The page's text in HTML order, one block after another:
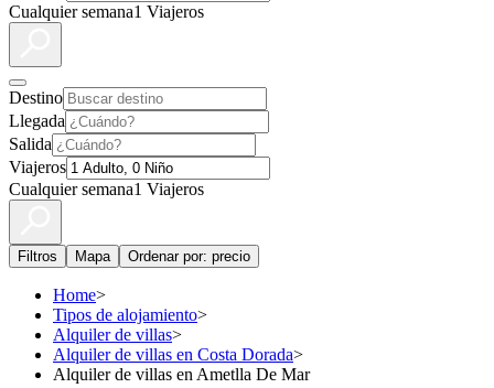
Cualquier semana1 Viajeros
Destino
Llegada
Salida
Viajeros
Cualquier semana1 Viajeros
Filtros Mapa Ordenar por: precio
Home>
Tipos de alojamiento>
Alquiler de villas>
Alquiler de villas en Costa Dorada>
Alquiler de villas en Ametlla De Mar